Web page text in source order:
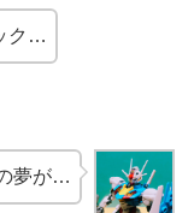
ク…
夢が…